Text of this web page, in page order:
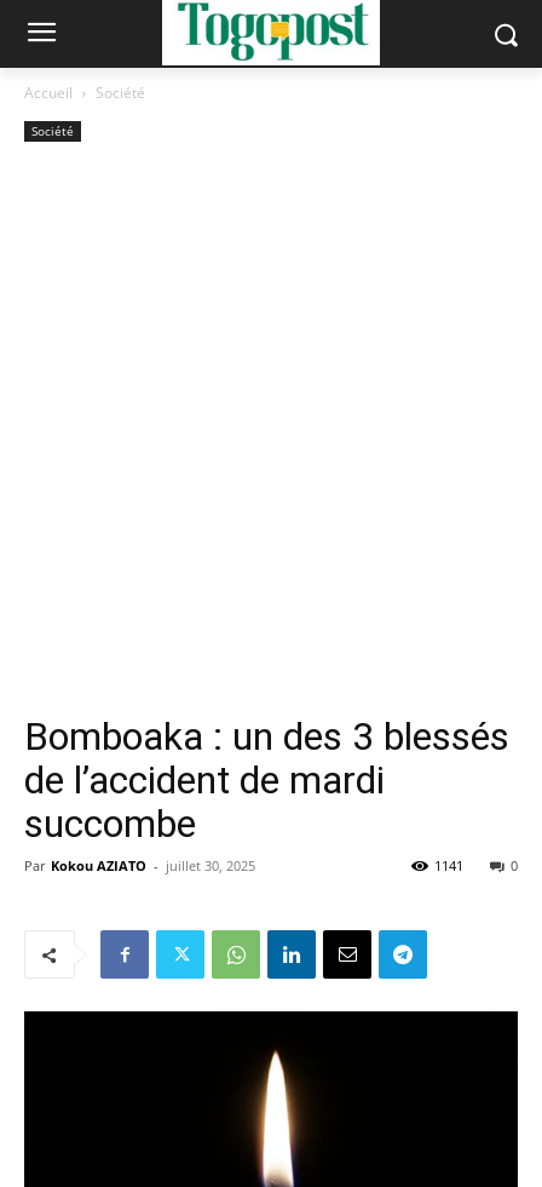
Accueil Société
Société
Bomboaka : un des 3 blessés
de l’accident de mardi
succombe
Par Kokou AZIATO - juillet 30, 2025 0
1141